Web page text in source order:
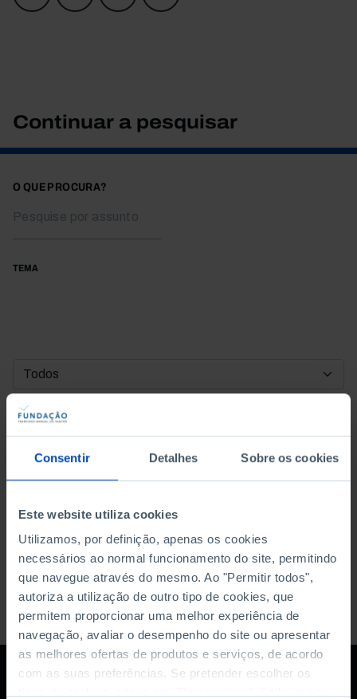
Consentir Detalhes Sobre os cookies
Este website utiliza cookies
Utilizamos, por definição, apenas os cookies
necessários ao normal funcionamento do site, permitindo
que navegue através do mesmo. Ao "Permitir todos",
autoriza a utilização de outro tipo de cookies, que
permitem proporcionar uma melhor experiência de
navegação, avaliar o desempenho do site ou apresentar
as melhores ofertas de produtos e serviços, de acordo
com as suas preferências. Se pretender escolher os
Continuar a pesquisar
O QUE PROCURA?
TEMA
DATA DE INÍCIO
DATA DE FIM